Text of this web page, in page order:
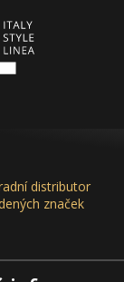
distributor
značek